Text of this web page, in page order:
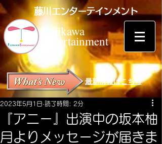
Fujikawa
Entertainment
藤川エンターテインメント
最新情報はこちら
『アニー』出演中の坂本柚
月よりメッセージが届きま
2023年5月1日 読了時間: 2分